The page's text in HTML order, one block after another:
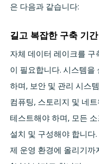
은 다음과 같습니다:
길고 복잡한 구축 기간
자체 데이터 레이크를
이 필요합니다. 시스템
하며, 보안 및 관리 시스
컴퓨팅, 스토리지 및 네
테스트해야 하며, 모든
설치 및 구성해야 합니다
제 운영 환경에 올리기